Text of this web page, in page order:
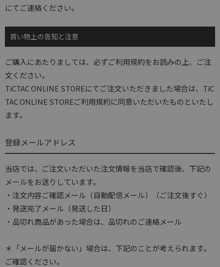
にてご連絡ください。
買い物上の告知と注意
ご購入にあたりましては、必ずご利用規約をお読みの上、ご注
文ください。
TiCTAC ONLINE STOREにてご注文いただきました場合は、TiC
TAC ONLINE STOREご利用規約に同意いただいたものといたし
ます。
登録メールアドレス
当店では、ご注文いただいた注文情報を当店で確認後、下記の
メールをお送りしています。
・注文内容ご確認メール（自動配信メール）（ご注文後すぐ）
・発送完了メール（発送した日）
・品切れ商品があった場合は、品切れのご連絡メール
＊「メールが届かない」場合は、下記のことが考えられます。
ご確認ください。